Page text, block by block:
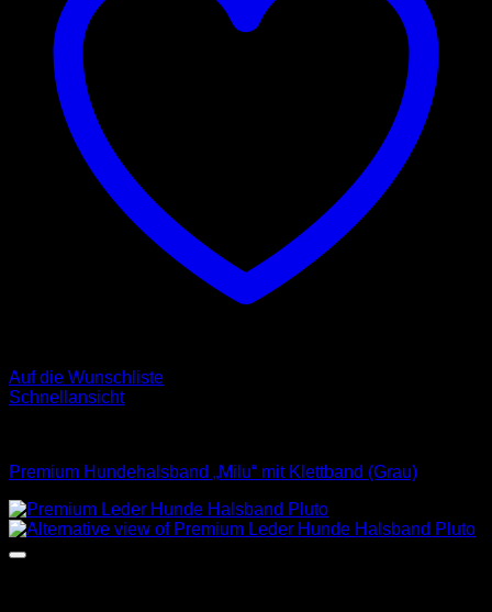
Auf die Wunschliste
Schnellansicht
Premium Hundehalsband „Milu“ mit Klettband (Grau)